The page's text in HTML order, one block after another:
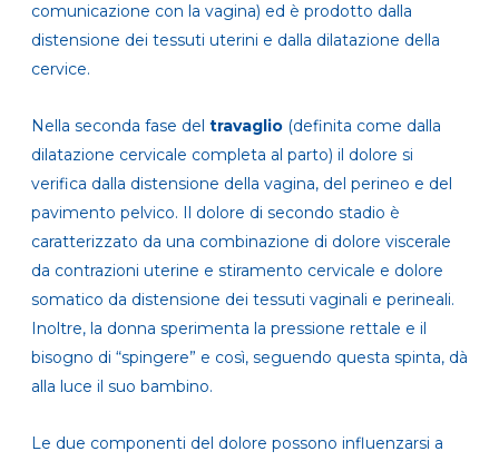
comunicazione con la vagina) ed è prodotto dalla
distensione dei tessuti uterini e dalla dilatazione della
cervice.
Nella seconda fase del travaglio (definita come dalla
dilatazione cervicale completa al parto) il dolore si
verifica dalla distensione della vagina, del perineo e del
pavimento pelvico. Il dolore di secondo stadio è
caratterizzato da una combinazione di dolore viscerale
da contrazioni uterine e stiramento cervicale e dolore
somatico da distensione dei tessuti vaginali e perineali.
Inoltre, la donna sperimenta la pressione rettale e il
bisogno di “spingere” e così, seguendo questa spinta, dà
alla luce il suo bambino.
Le due componenti del dolore possono influenzarsi a